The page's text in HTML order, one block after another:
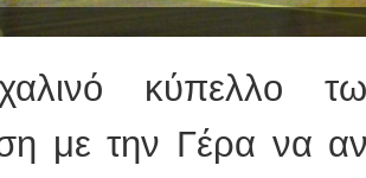
κύπελλο
με την Γέρα να